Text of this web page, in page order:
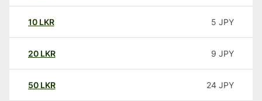
10 LKR 5 JPY
20 LKR 9 JPY
50 LKR 24 JPY